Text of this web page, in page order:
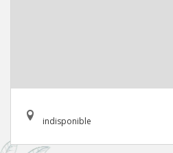
indisponible